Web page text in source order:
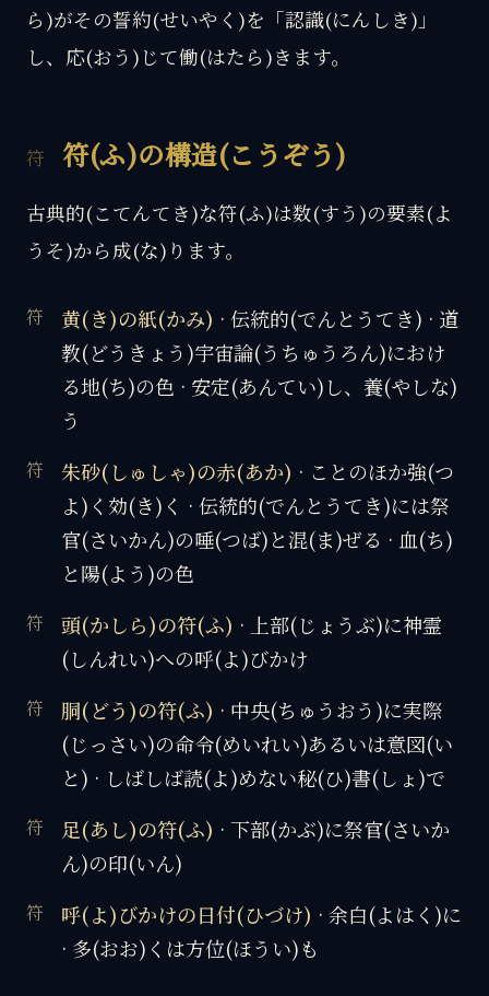
ら)がその誓約(せいやく)を「認識(にんしき)」
し、応(おう)じて働(はたら)きます。
符(ふ)の構造(こうぞう)
古典的(こてんてき)な符(ふ)は数(すう)の要素(よ
うそ)から成(な)ります。
黄(き)の紙(かみ) · 伝統的(でんとうてき) · 道
教(どうきょう)宇宙論(うちゅうろん)におけ
る地(ち)の色 · 安定(あんてい)し、養(やしな)
う
朱砂(しゅしゃ)の赤(あか) · ことのほか強(つ
よ)く効(き)く · 伝統的(でんとうてき)には祭
官(さいかん)の唾(つば)と混(ま)ぜる · 血(ち)
と陽(よう)の色
頭(かしら)の符(ふ) · 上部(じょうぶ)に神霊
(しんれい)への呼(よ)びかけ
胴(どう)の符(ふ) · 中央(ちゅうおう)に実際
(じっさい)の命令(めいれい)あるいは意図(い
と) · しばしば読(よ)めない秘(ひ)書(しょ)で
足(あし)の符(ふ) · 下部(かぶ)に祭官(さいか
ん)の印(いん)
呼(よ)びかけの日付(ひづけ) · 余白(よはく)に
· 多(おお)くは方位(ほうい)も